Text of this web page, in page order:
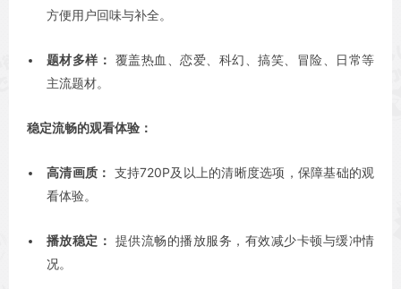
方便用户回味与补全。
题材多样： 覆盖热血、恋爱、科幻、搞笑、冒险、日常等
主流题材。
稳定流畅的观看体验：
高清画质： 支持720P及以上的清晰度选项，保障基础的观
看体验。
播放稳定： 提供流畅的播放服务，有效减少卡顿与缓冲情
况。